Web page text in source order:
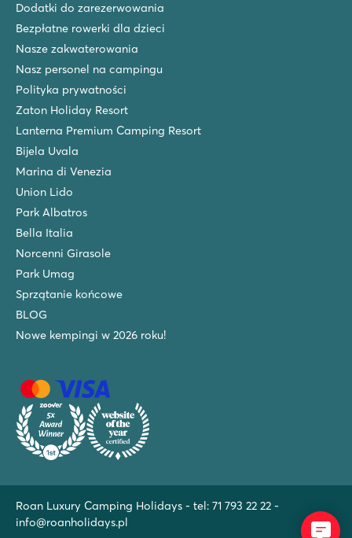
Dodatki do zarezerwowania
Bezpłatne rowerki dla dzieci
Nasze zakwaterowania
Nasz personel na campingu
Polityka prywatności
Zaton Holiday Resort
Lanterna Premium Camping Resort
Bijela Uvala
Marina di Venezia
Union Lido
Park Albatros
Bella Italia
Norcenni Girasole
Park Umag
Sprzątanie końcowe
BLOG
Nowe kempingi w 2026 roku!
Roan Luxury Camping Holidays - tel: 71 793 22 22 -
info@roanholidays.pl